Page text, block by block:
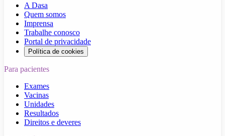
A Dasa
Quem somos
Imprensa
Trabalhe conosco
Portal de privacidade
Política de cookies
Para pacientes
Exames
Vacinas
Unidades
Resultados
Direitos e deveres